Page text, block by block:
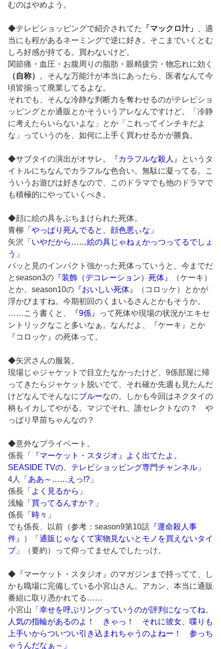
むのはやめよう。
◆テレビショッピングで紹介されてた 「マックロ汁」
、適
当にも程があるネーミングで逆に好き。そこまでいくとむ
しろ好感が持てる。買わないけど。
関節痛・血圧・お腹周りの脂肪・眼精疲労・物忘れに効く
（自称）
。そんな万能汁が本当にあったら、医者なんて今
頃皆揃って廃業してるよな。
それでも、そんな冷静な判断力を奪わせるのがテレビショ
ッピングとか通販とかそういうアレなんですけど。「冷静
に考えたらいらないよな」とか「これってインチキだよ
な」っていうのを、如何に上手く買わせるかが勝負。
◆サブタイの演出がオサレ。 『カラフルな殺人』
というタ
イトルにちなんでカラフルな色合い。無駄に凝ってる。こ
ういうお遊びは好きなので、このドラマでも他のドラマで
も積極的にやっていくべき。
◆顔に絵の具をぶちまけられた死体。
青柳 「やっぱり死んでると、顔色悪ぃな」
矢沢
「いやだから……絵の具じゃねぇかっつってるでしょ
う」
パッと見のインパクト強かった死体っていうと、今までだ
とseason3の 『装飾（デコレーション）死体』
（ケーキ）
とか、season10の 『おいしい死体』
（コロッケ）とかが
浮かびますね。今期初回のくまいるさんとかもそうか。
……こう書くと、
『9係』
って死体や現場の状況がエキセ
ントリックなこと多いなぁ。なんだよ、『ケーキ』とか
『コロッケ』の死体って。
◆矢沢さんの服装。
現場じゃジャケットで目立たなかったけど、9係部屋に帰
ってきたらジャケット脱いでて、それ確か先週も見たんだ
けどなんでそんなにブルーなの。しかも今回はネクタイの
柄もイカしてやがる。マジでそれ、誰セレクトなの？ や
っぱり早苗ちゃんなの？
◆意外なプライベート。
係長 「『マーケット・スタジオ』よく出てたよ。
SEASIDE TVの、テレビショッピング専門チャンネル」
4人
「ああ～……えっ!?」
係長 「よく見るから」
浅輪 「買ってるんすか？」
係長 「時々」
でも係長、以前（参考：season9第10話 『運命殺人事
件』
）
「通販じゃなくて実物見ないとモノを買えないタイ
プ」
（要約）って仰ってませんでしたっけ。
◆『マーケット・スタジオ』のマガジンまで持ってて、し
かも職場に完備している小宮山さん。アカン、本当に通販
番組に取り憑かれてる……
小宮山 「幸せを呼ぶリングっていうのが評判になってね、
人気の指輪があるのよ！ きゃっ！ それに彼女、喋りも
上手いからついつい引き込まれちゃうのよねー！ 参っち
ゃうんだなぁ～」